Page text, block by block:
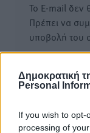
Δημοκρατική
Personal
If you wish to
processing of
Το E-mail δεν
Πρέπει να
υποβολή του
Φύλαξε